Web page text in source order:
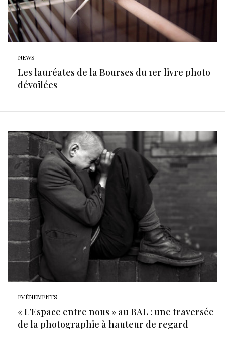
NEWS
Les lauréates de la Bourses du 1er livre photo
dévoilées
EVÉNEMENTS
« L’Espace entre nous » au BAL : une traversée
de la photographie à hauteur de regard